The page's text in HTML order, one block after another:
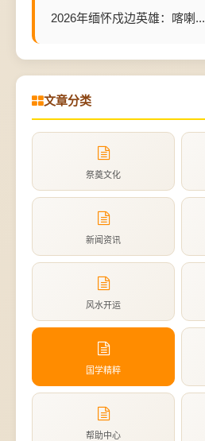
2026年缅怀戍边英雄：喀喇...
文章分类
祭奠文化
新闻资讯
风水开运
国学精粹
帮助中心